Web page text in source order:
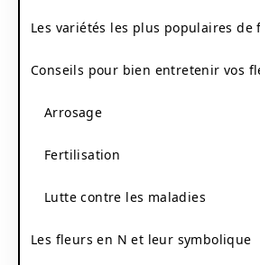
Les variétés les plus populaires de
Conseils pour bien entretenir vos
Arrosage
Fertilisation
Lutte contre les maladies
Les fleurs en N et leur symbolique